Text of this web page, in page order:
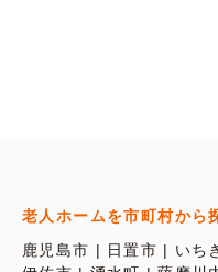
老人ホームを市町村から
鹿児島市
日置市 いち